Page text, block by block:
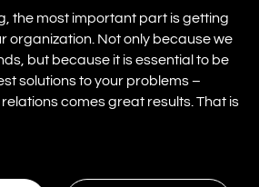
the most important part is getting
organization. Not only because we
but because it is essential to be
solutions to your problems –
comes great results. That is